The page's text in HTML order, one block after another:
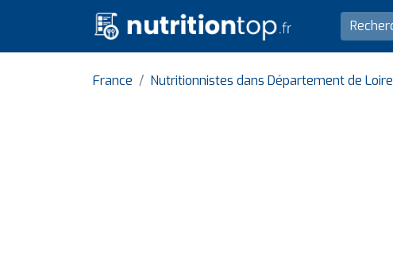
France Nutritionnistes dans Département de Loire